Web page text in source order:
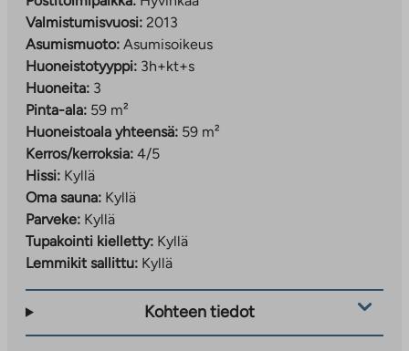
Valmistumisvuosi: 2013
Asumismuoto: Asumisoikeus
Huoneistotyyppi: 3h+kt+s
Huoneita: 3
Pinta-ala: 59 m²
Huoneistoala yhteensä: 59 m²
Kerros/kerroksia: 4/5
Hissi: Kyllä
Oma sauna: Kyllä
Parveke: Kyllä
Tupakointi kielletty: Kyllä
Lemmikit sallittu: Kyllä
Kohteen tiedot